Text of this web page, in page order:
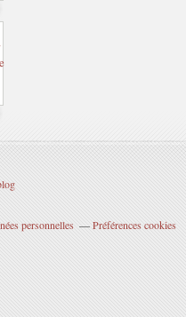
personnelles Préférences cookies